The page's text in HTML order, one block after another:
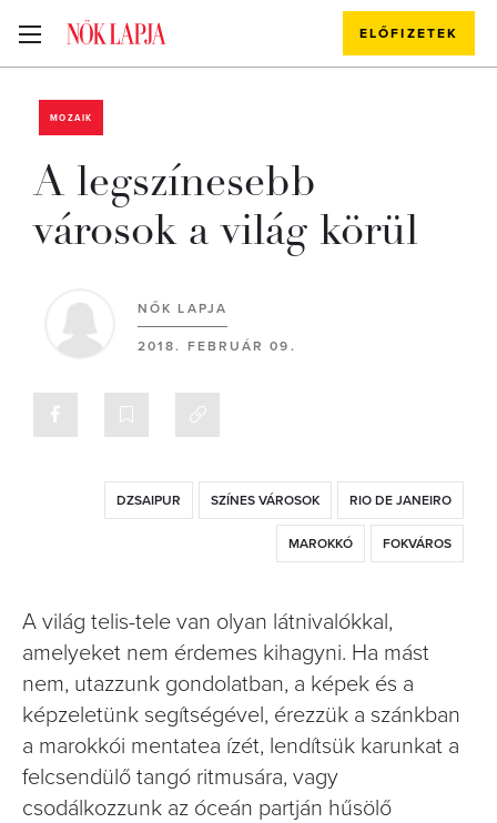
ELŐFIZETEK
MOZAIK
A legszínesebb
városok a világ körül
NŐK LAPJA
2018. FEBRUÁR 09.
DZSAIPUR SZÍNES VÁROSOK RIO DE JANEIRO
MAROKKÓ FOKVÁROS
A világ telis-tele van olyan látnivalókkal,
amelyeket nem érdemes kihagyni. Ha mást
nem, utazzunk gondolatban, a képek és a
képzeletünk segítségével, érezzük a szánkban
a marokkói mentatea ízét, lendítsük karunkat a
felcsendülő tangó ritmusára, vagy
csodálkozzunk az óceán partján hűsölő